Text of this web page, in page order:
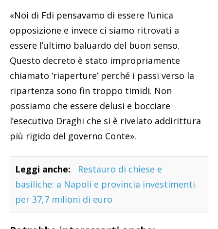
«Noi di Fdi pensavamo di essere l’unica
opposizione e invece ci siamo ritrovati a
essere l’ultimo baluardo del buon senso.
Questo decreto è stato impropriamente
chiamato ‘riaperture’ perché i passi verso la
ripartenza sono fin troppo timidi. Non
possiamo che essere delusi e bocciare
l’esecutivo Draghi che si è rivelato addirittura
più rigido del governo Conte».
Leggi anche:
Restauro di chiese e
basiliche: a Napoli e provincia investimenti
per 37,7 milioni di euro